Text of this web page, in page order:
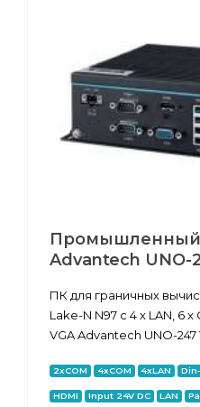
Advantech UNO-
ПК для граничных
Lake-N N97 с 4 x LAN, 6 x
VGA Advantech UNO-247
2xCOM 4xCOM 4xLAN
HDMI Input 24V DC LAN